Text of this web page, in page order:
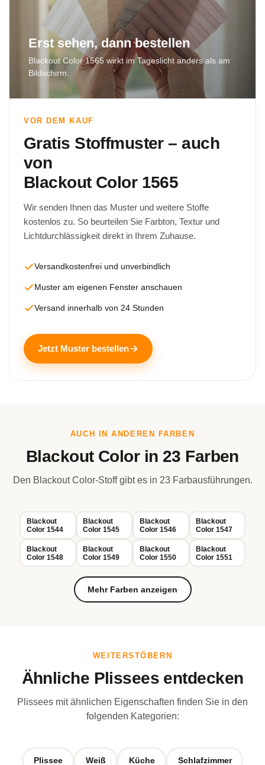
Erst sehen, dann bestellen
Blackout Color 1565 wirkt im Tageslicht anders als am
Bildschirm.
VOR DEM KAUF
Gratis Stoffmuster – auch
von
Blackout Color 1565
Wir senden Ihnen das Muster und weitere Stoffe
kostenlos zu. So beurteilen Sie Farbton, Textur und
Lichtdurchlässigkeit direkt in Ihrem Zuhause.
Versandkostenfrei und unverbindlich
Muster am eigenen Fenster anschauen
Versand innerhalb von 24 Stunden
Jetzt Muster bestellen
AUCH IN ANDEREN FARBEN
Blackout Color in 23 Farben
Den Blackout Color-Stoff gibt es in 23 Farbausführungen.
Blackout
Color 1544
Blackout
Color 1545
Blackout
Color 1546
Blackout
Color 1547
Blackout
Color 1548
Blackout
Color 1549
Blackout
Color 1550
Blackout
Color 1551
Mehr Farben anzeigen
WEITERSTÖBERN
Ähnliche Plissees entdecken
Plissees mit ähnlichen Eigenschaften finden Sie in den
folgenden Kategorien:
Plissee Weiß Küche Schlafzimmer